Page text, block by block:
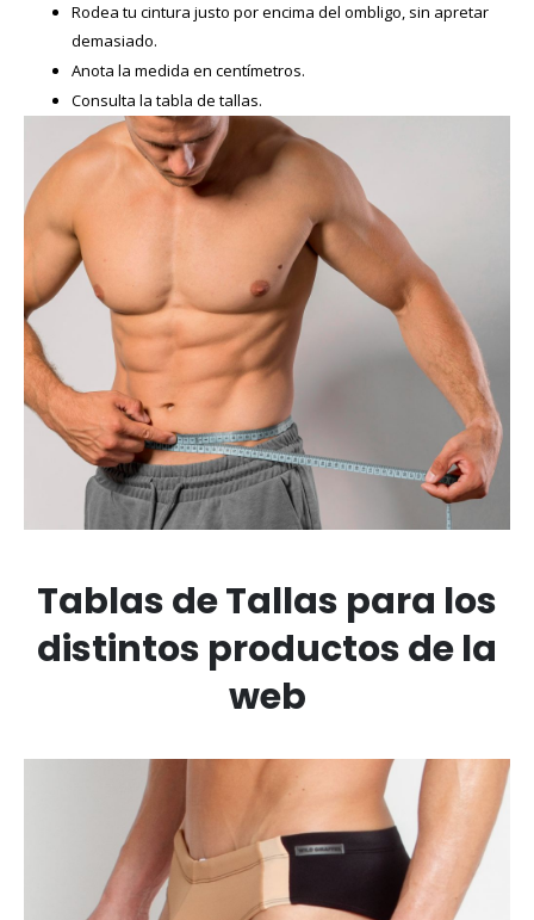
Rodea tu cintura justo por encima del ombligo, sin apretar
demasiado.
Anota la medida en centímetros.
Consulta la tabla de tallas.
Tablas de Tallas para los
distintos productos de la
web